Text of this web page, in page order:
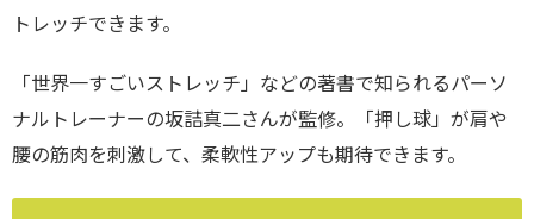
トレッチできます。
「世界一すごいストレッチ」などの著書で知られるパーソ
ナルトレーナーの坂詰真二さんが監修。「押し球」が肩や
腰の筋肉を刺激して、柔軟性アップも期待できます。